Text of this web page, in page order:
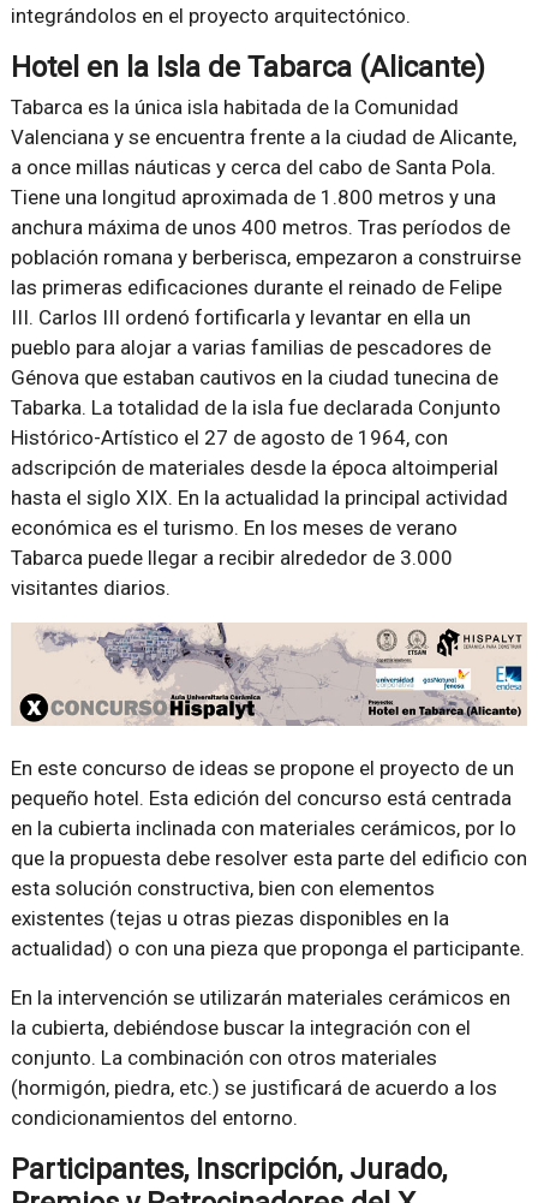
integrándolos en el proyecto arquitectónico.
Hotel en la Isla de Tabarca (Alicante)
Tabarca es la única isla habitada de la Comunidad
Valenciana y se encuentra frente a la ciudad de Alicante,
a once millas náuticas y cerca del cabo de Santa Pola.
Tiene una longitud aproximada de 1.800 metros y una
anchura máxima de unos 400 metros. Tras períodos de
población romana y berberisca, empezaron a construirse
las primeras edificaciones durante el reinado de Felipe
III. Carlos III ordenó fortificarla y levantar en ella un
pueblo para alojar a varias familias de pescadores de
Génova que estaban cautivos en la ciudad tunecina de
Tabarka. La totalidad de la isla fue declarada Conjunto
Histórico-Artístico el 27 de agosto de 1964, con
adscripción de materiales desde la época altoimperial
hasta el siglo XIX. En la actualidad la principal actividad
económica es el turismo. En los meses de verano
Tabarca puede llegar a recibir alrededor de 3.000
visitantes diarios.
En este concurso de ideas se propone el proyecto de un
pequeño hotel. Esta edición del concurso está centrada
en la cubierta inclinada con materiales cerámicos, por lo
que la propuesta debe resolver esta parte del edificio con
esta solución constructiva, bien con elementos
existentes (tejas u otras piezas disponibles en la
actualidad) o con una pieza que proponga el participante.
En la intervención se utilizarán materiales cerámicos en
la cubierta, debiéndose buscar la integración con el
conjunto. La combinación con otros materiales
(hormigón, piedra, etc.) se justificará de acuerdo a los
condicionamientos del entorno.
Participantes, Inscripción, Jurado,